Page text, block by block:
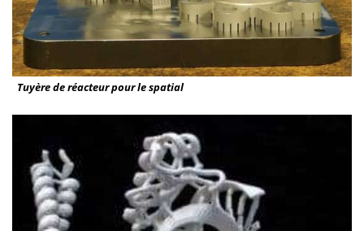
Tuyère de réacteur pour le spatial